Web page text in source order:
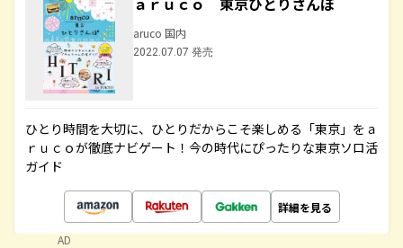
aruco 国内
2022.07.07 発売
ひとり時間を大切に、ひとりだからこそ楽しめる「東京」をａ
ｒｕｃｏが徹底ナビゲート！今の時代にぴったりな東京ソロ活
ガイド
詳細を見る
AD